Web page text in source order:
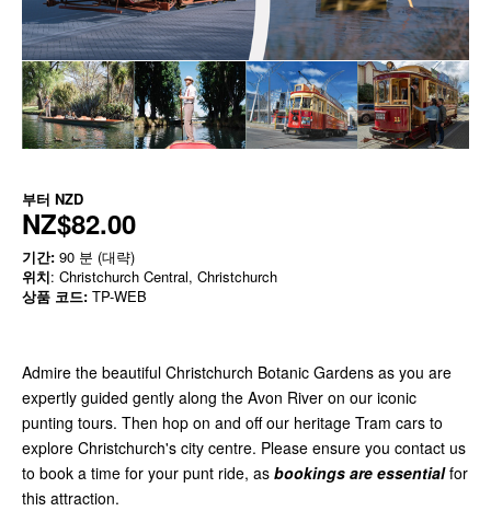
부터 NZD
NZ$82.00
기간: 90 분 (대략)
위치: Christchurch Central, Christchurch
상품 코드: TP-WEB
Admire the beautiful Christchurch Botanic Gardens as you are
expertly guided gently along the Avon River on our iconic
punting tours. Then hop on and off our heritage Tram cars to
explore Christchurch's city centre. Please ensure you contact us
to book a time for your punt ride, as bookings are essentialfor
this attraction.